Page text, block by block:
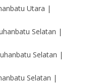
Utara |
Selatan |
Selatan |
Selatan |